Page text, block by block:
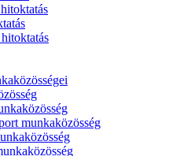
munkaközösség